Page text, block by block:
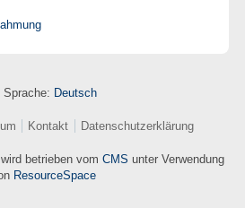
Sprache: Deutsch
Kontakt Datenschutzerklärung
wird betrieben vom CMS unter Verwendung
ResourceSpace